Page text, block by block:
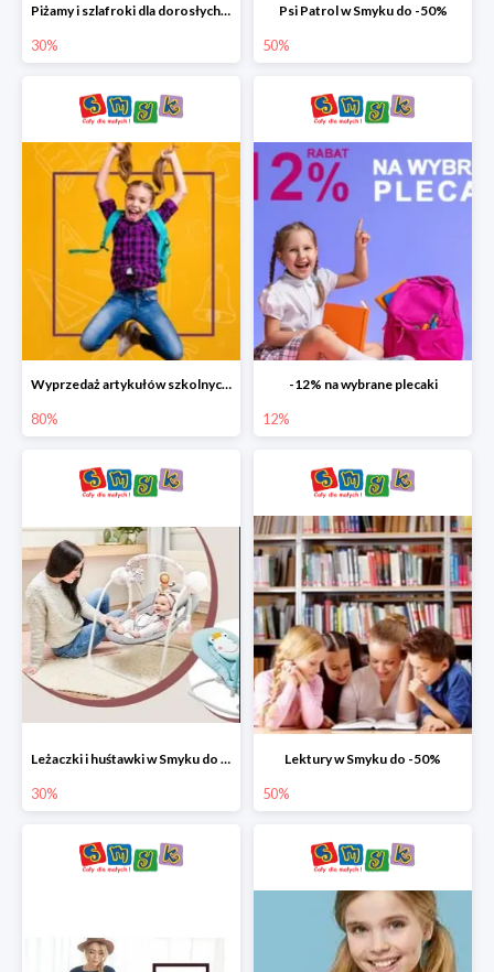
Piżamy i szlafroki dla dorosłych w Smyku do -30%
30%
Psi Patrol w Smyku do -50%
50%
Wyprzedaż artykułów szkolnych w Smyku do -80%
80%
-12% na wybrane plecaki
12%
Leżaczki i huśtawki w Smyku do -30%
30%
Lektury w Smyku do -50%
50%